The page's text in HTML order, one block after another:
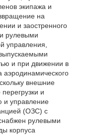
экипажа и
на
и заостренного
рулевыми
управления,
и при движении в
аэродинамического
внешние
и
и управление
(ОЗС) с
рулевыми
корпуса